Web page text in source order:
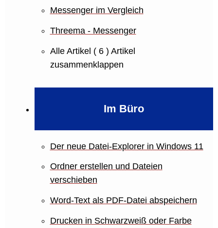
Messenger im Vergleich
Threema - Messenger
Alle Artikel ( 6 ) Artikel
zusammenklappen
Im Büro
Der neue Datei-Explorer in Windows 11
Ordner erstellen und Dateien
verschieben
Word-Text als PDF-Datei abspeichern
Drucken in Schwarzweiß oder Farbe